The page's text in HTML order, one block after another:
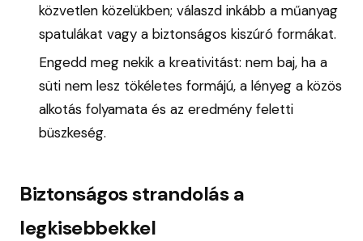
közvetlen közelükben; válaszd inkább a műanyag
spatulákat vagy a biztonságos kiszúró formákat.
Engedd meg nekik a kreativitást: nem baj, ha a
süti nem lesz tökéletes formájú, a lényeg a közös
alkotás folyamata és az eredmény feletti
büszkeség.
Biztonságos strandolás a
legkisebbekkel